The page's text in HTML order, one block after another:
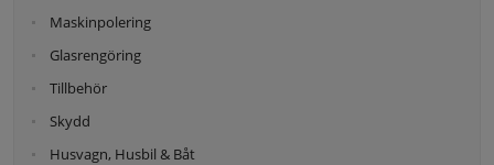
Maskinpolering
Glasrengöring
Tillbehör
Skydd
Husvagn, Husbil & Båt